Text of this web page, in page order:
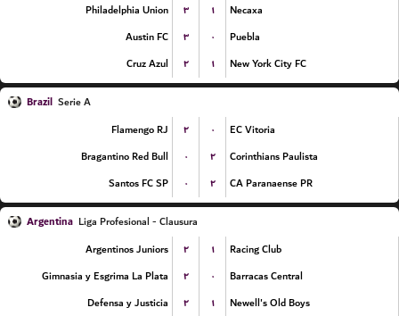
Philadelphia Union
۳ ۱
Necaxa
Austin FC
۳ ۰
Puebla
Cruz Azul
۲ ۱ New York City FC
Brazil Serie A
Flamengo RJ
۲ ۰
EC Vitoria
Bragantino Red Bull
۰ ۲
Corinthians Paulista
Santos FC SP
۰ ۲ CA Paranaense PR
Argentina Liga Profesional - Clausura
Argentinos Juniors
۲ ۱
Racing Club
Gimnasia y Esgrima La Plata
۲ ۰
Barracas Central
Defensa y Justicia
۲ ۱ Newell's Old Boys